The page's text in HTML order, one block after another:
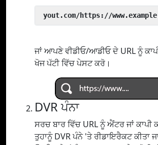
yout.com/https://
ਜਾਂ ਆਪਣੇ ਵੀਡੀਓ/ਆਡੀਓ ਦੇ URL ਨੂੰ
ਖੋਜ ਪੱਟੀ ਵਿੱਚ ਪੇਸਟ ਕਰੋ।
DVR ਪੰਨਾ
ਸਰਚ ਬਾਰ ਵਿੱਚ URL ਨੂੰ ਐਂਟਰ ਜਾਂ
ਤੁਹਾਨੂੰ DVR ਪੰਨੇ 'ਤੇ ਰੀਡਾਇਰੈਕਟ ਕੀਤਾ